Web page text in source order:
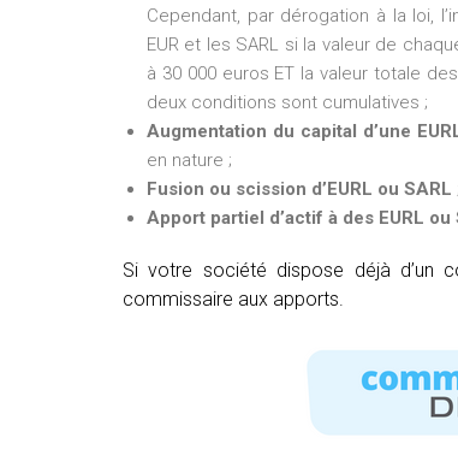
Cependant, par dérogation à la loi,
EUR et les SARL si la valeur de
à 30 000 euros ET la valeur totale
deux conditions sont cumulatives ;
Augmentation du capital d’une
en nature ;
Fusion ou scission d’EURL ou SARL
Apport partiel d’actif à des EURL ou
Si votre société dispose déjà d’un
commissaire aux apports.